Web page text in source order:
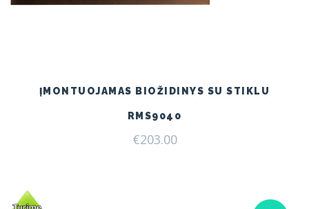
ĮMONTUOJAMAS BIOŽIDINYS SU STIKLU
RMS9040
€203.00